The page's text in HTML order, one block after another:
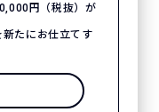
円（税抜）が
たにお仕立てす